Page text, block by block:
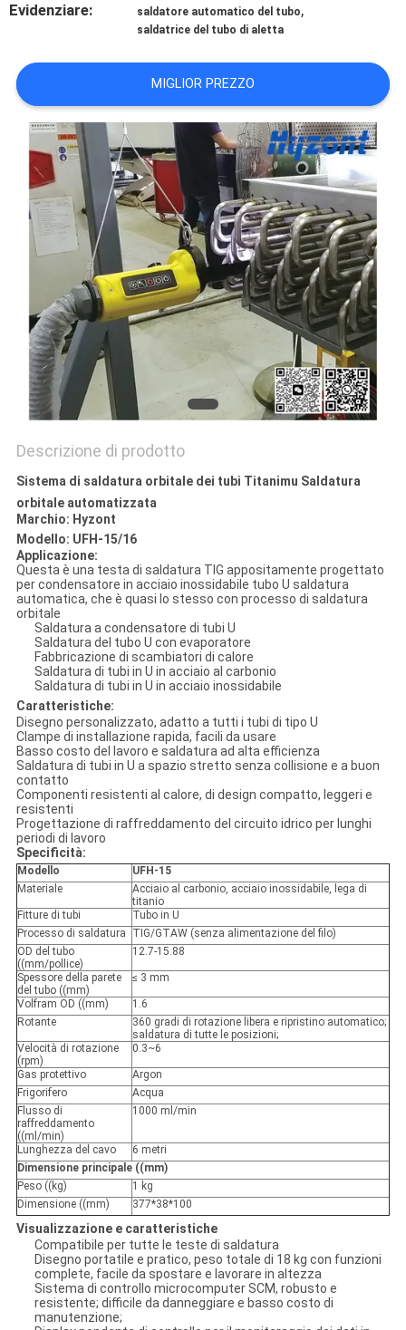
MAPPA
SITO
NORME
SULLA
PRIVACY
Evidenziare: saldatore automatico del tubo,
saldatrice del tubo di aletta
MIGLIOR PREZZO
Descrizione di prodotto
Sistema di saldatura orbitale dei tubi Titanimu Saldatura
orbitale automatizzata
Marchio: Hyzont
Modello: UFH-15/16
Applicazione:
Questa è una testa di saldatura TIG appositamente progettato
per condensatore in acciaio inossidabile tubo U saldatura
automatica, che è quasi lo stesso con processo di saldatura
orbitale
Saldatura a condensatore di tubi U
Saldatura del tubo U con evaporatore
Fabbricazione di scambiatori di calore
Saldatura di tubi in U in acciaio al carbonio
Saldatura di tubi in U in acciaio inossidabile
Caratteristiche:
Disegno personalizzato, adatto a tutti i tubi di tipo U
Clampe di installazione rapida, facili da usare
Basso costo del lavoro e saldatura ad alta efficienza
Saldatura di tubi in U a spazio stretto senza collisione e a buon
contatto
Componenti resistenti al calore, di design compatto, leggeri e
resistenti
Progettazione di raffreddamento del circuito idrico per lunghi
periodi di lavoro
Specificità:
Modello
UFH-15
Materiale
Acciaio al carbonio, acciaio inossidabile, lega di
titanio
Fitture di tubi
Tubo in U
Processo di saldatura
TIG/GTAW (senza alimentazione del filo)
OD del tubo
((mm/pollice)
12.7-15.88
Spessore della parete
del tubo ((mm)
≤ 3 mm
Volfram OD ((mm)
1.6
Rotante
360 gradi di rotazione libera e ripristino automatico;
saldatura di tutte le posizioni;
Velocità di rotazione
(rpm)
0.3~6
Gas protettivo
Argon
Frigorifero
Acqua
Flusso di
raffreddamento
((ml/min)
1000 ml/min
Lunghezza del cavo
6 metri
Dimensione principale ((mm)
Peso ((kg)
1 kg
Dimensione ((mm)
377*38*100
Visualizzazione e caratteristiche
Compatibile per tutte le teste di saldatura
Disegno portatile e pratico, peso totale di 18 kg con funzioni
complete, facile da spostare e lavorare in altezza
Sistema di controllo microcomputer SCM, robusto e
resistente; difficile da danneggiare e basso costo di
manutenzione;